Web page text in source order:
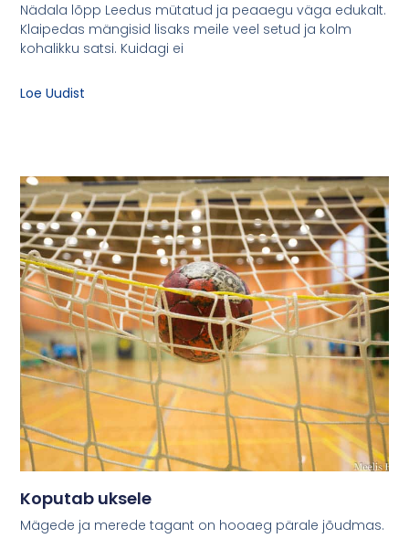
Nädala lõpp Leedus mütatud ja peaaegu väga edukalt.
Klaipedas mängisid lisaks meile veel setud ja kolm
kohalikku satsi. Kuidagi ei
Loe Uudist
Koputab uksele
Mägede ja merede tagant on hooaeg pärale jõudmas.